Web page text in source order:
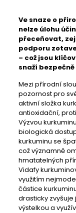
Ve snaze o
nelze úlohu
přeceňovat,
podporu
– což jsou
snaží
Mezi přírodní
pozornost pro
aktivní složka
antioxidační,
Výzvou
biologická
kurkuminu se
což významně
hmatatelných
Vidafy
využitím
částice
drasticky
výstelkou a